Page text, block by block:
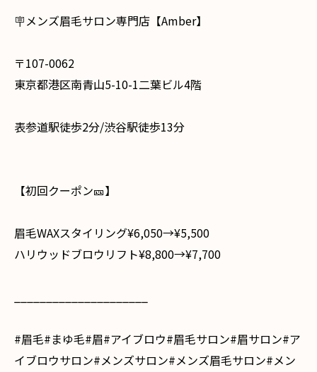
🪧メンズ眉毛サロン専門店【Amber】
〒107-0062
東京都港区南青山5-10-1二葉ビル4階
表参道駅徒歩2分/渋谷駅徒歩13分
【初回クーポン🎫】
眉毛WAXスタイリング¥6,050→¥5,500
ハリウッドブロウリフト¥8,800→¥7,700
#眉毛#まゆ毛#眉#アイブロウ#眉毛サロン#眉サロン#ア
イブロウサロン#メンズサロン#メンズ眉毛サロン#メン